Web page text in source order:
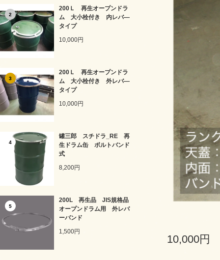
2
200Ｌ 再生オープンドラ
ム 大小栓付き 内レバ―
タイプ
10,000円
3
200Ｌ 再生オープンドラ
ム 大小栓付き 外レバ―
タイプ
10,000円
4
罐三郎 スチドラ_RE 再
生ドラム缶 ボルトバンド
式
8,200円
5
200L 再生品 JIS規格品
オープンドラム用 外レバ
ーバンド
1,500円
10,000円